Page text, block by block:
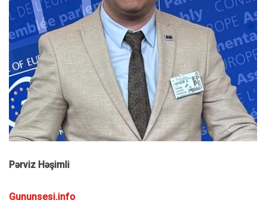
Pərviz Həşimli
Gununsesi.info